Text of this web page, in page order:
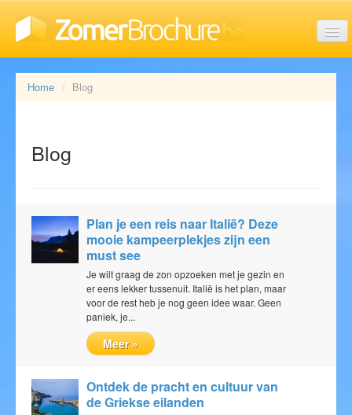
Last minute vakanties
Aanbiedingen
Soorten vakanties
Blog
Home Blog
Blog
Plan je een reis naar Italië? Deze
mooie kampeerplekjes zijn een
must see
Je wilt graag de zon opzoeken met je gezin en
er eens lekker tussenuit. Italië is het plan, maar
voor de rest heb je nog geen idee waar. Geen
paniek, je...
Meer »
Ontdek de pracht en cultuur van
de Griekse eilanden